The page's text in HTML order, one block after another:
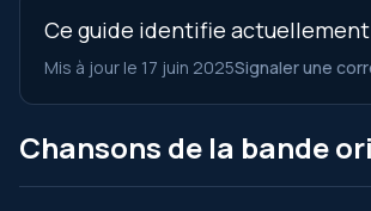
Ce guide identifie actuellement
Mis à jour le 17 juin 2025Signaler une
Chansons de la bande